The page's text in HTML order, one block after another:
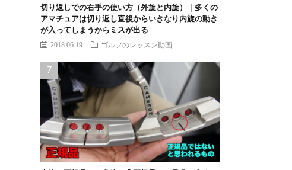
切り返しでの右手の使い方（外旋と内旋）｜多くの
アマチュアは切り返し直後からいきなり内旋の動き
が入ってしまうからミスが出る
2018.06.19 ゴルフのレッスン動画